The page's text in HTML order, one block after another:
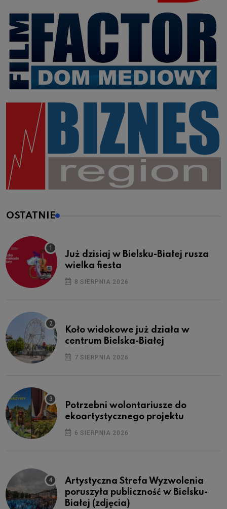
OSTATNIE
Już dzisiaj w Bielsku-Białej rusza
wielka fiesta
8 SIERPNIA 2026
Koło widokowe już działa w
centrum Bielska-Białej
7 SIERPNIA 2026
Potrzebni wolontariusze do
ekoartystycznego projektu
6 SIERPNIA 2026
Artystyczna Strefa Wyzwolenia
poruszyła publiczność w Bielsku-
Białej (zdjęcia)